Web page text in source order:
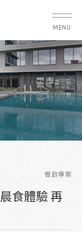
MENU
餐飲專案
食體驗 再